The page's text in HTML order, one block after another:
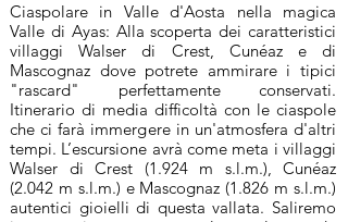
Ciaspolare in Valle d'Aosta nella magica
Valle di Ayas: Alla scoperta dei caratteristici
villaggi Walser di Crest, Cunéaz e di
Mascognaz dove potrete ammirare i tipici
"rascard" perfettamente conservati.
Itinerario di media difficoltà con le ciaspole
che ci farà immergere in un'atmosfera d'altri
tempi. L’escursione avrà come meta i villaggi
Walser di Crest (1.924 m s.l.m.), Cunéaz
(2.042 m s.l.m.) e Mascognaz (1.826 m s.l.m.)
autentici gioielli di questa vallata. Saliremo